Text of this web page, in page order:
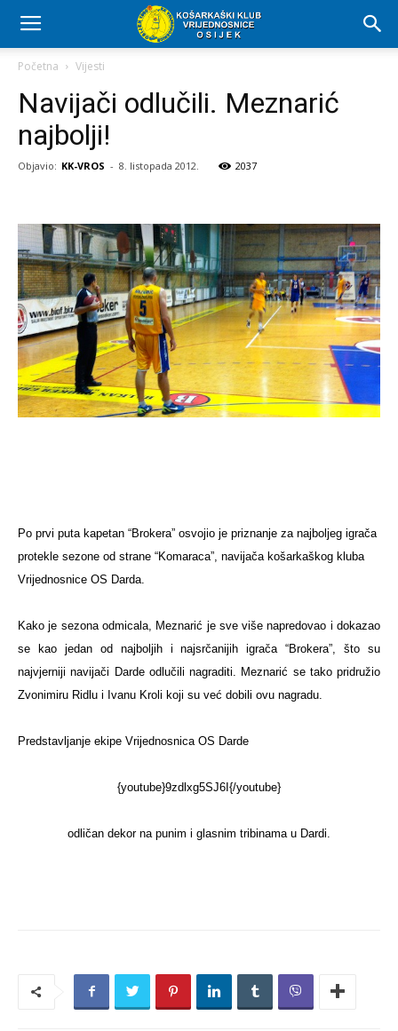
Početna Vijesti
Navijači odlučili. Meznarić
najbolji!
Objavio: KK-VROS - 8. listopada 2012. 2037
Po prvi puta kapetan “Brokera” osvojio je priznanje za najboljeg igrača
protekle sezone od strane “Komaraca”, navijača košarkaškog kluba
Vrijednosnice OS Darda.
Kako je sezona odmicala, Meznarić je sve više napredovao i dokazao
se kao jedan od najboljih i najsrčanijih igrača “Brokera”, što su
najvjerniji navijači Darde odlučili nagraditi. Meznarić se tako pridružio
Zvonimiru Ridlu i Ivanu Kroli koji su već dobili ovu nagradu.
Predstavljanje ekipe Vrijednosnica OS Darde
{youtube}9zdlxg5SJ6I{/youtube}
odličan dekor na punim i glasnim tribinama u Dardi.